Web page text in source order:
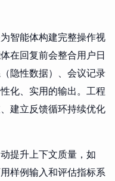
智能体构建完整操作视
在回复前会整合用户日
隐性数据）、会议记录
化、实用的输出。工程
建立反馈循环持续优化
提升上下文质量，如
样例输入和评估指标系